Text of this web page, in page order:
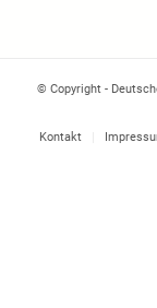
© Copyright -
Kontakt